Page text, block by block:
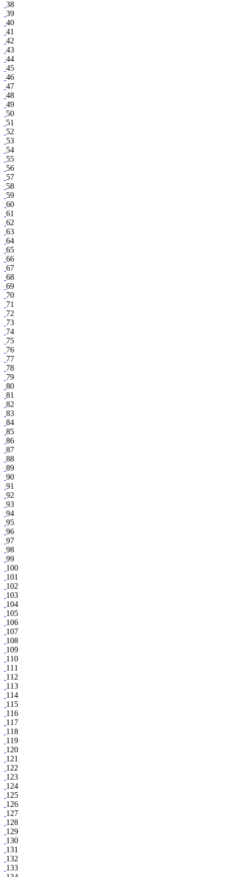
38
39
40
41
42
43
44
45
46
47
48
49
50
51
52
53
54
55
56
57
58
59
60
61
62
63
64
65
66
67
68
69
70
71
72
73
74
75
76
77
78
79
80
81
82
83
84
85
86
87
88
89
90
91
92
93
94
95
96
97
98
99
100
101
102
103
104
105
106
107
108
109
110
111
112
113
114
115
116
117
118
119
120
121
122
123
124
125
126
127
128
129
130
131
132
133